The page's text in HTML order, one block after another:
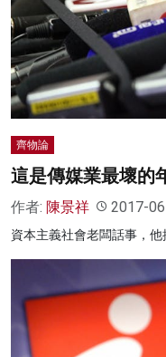
齊物論
這是傳媒業最壞的
作者: 陳景祥 2017-
資本主義社會老闆話事，他